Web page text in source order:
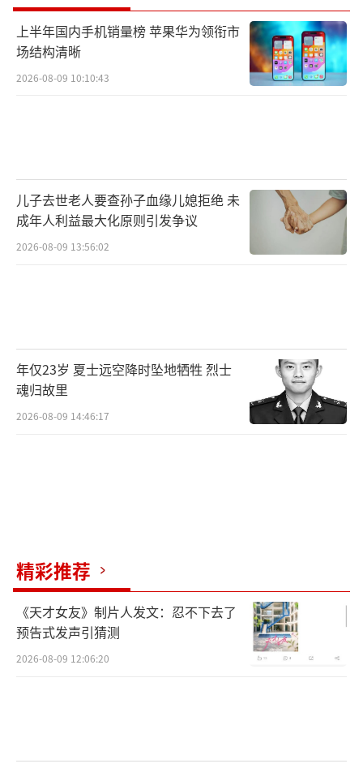
上半年国内手机销量榜 苹果华为领衔市
场结构清晰
2026-08-09 10:10:43
儿子去世老人要查孙子血缘儿媳拒绝 未
成年人利益最大化原则引发争议
2026-08-09 13:56:02
年仅23岁 夏士远空降时坠地牺牲 烈士
魂归故里
2026-08-09 14:46:17
精彩推荐
《天才女友》制片人发文：忍不下去了
预告式发声引猜测
2026-08-09 12:06:20